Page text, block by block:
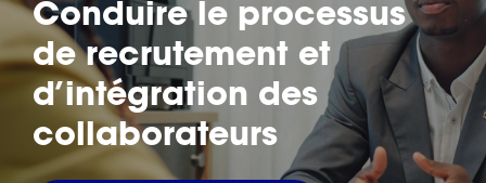
Conduire le processus
de recrutement et
d’intégration des
collaborateurs